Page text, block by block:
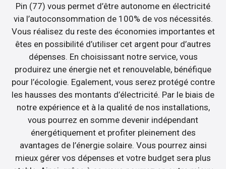
Pin (77) vous permet d’être autonome en électricité
via l’autoconsommation de 100% de vos nécessités.
Vous réalisez du reste des économies importantes et
êtes en possibilité d’utiliser cet argent pour d’autres
dépenses. En choisissant notre service, vous
produirez une énergie net et renouvelable, bénéfique
pour l’écologie. Egalement, vous serez protégé contre
les hausses des montants d’électricité. Par le biais de
notre expérience et à la qualité de nos installations,
vous pourrez en somme devenir indépendant
énergétiquement et profiter pleinement des
avantages de l’énergie solaire. Vous pourrez ainsi
mieux gérer vos dépenses et votre budget sera plus